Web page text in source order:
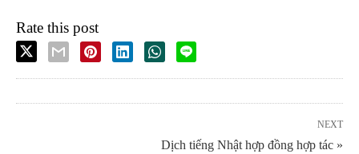
Rate this post
NEXT
Dịch tiếng Nhật hợp đồng hợp tác »